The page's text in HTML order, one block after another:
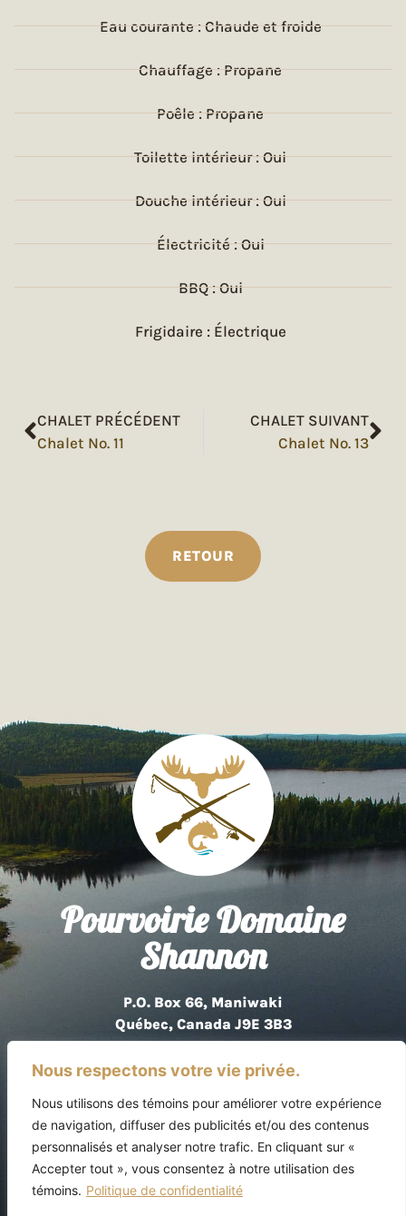
Nous respectons votre vie privée.
Nous utilisons des témoins pour améliorer votre expérience
de navigation, diffuser des publicités et/ou des contenus
personnalisés et analyser notre trafic. En cliquant sur «
Accepter tout », vous consentez à notre utilisation des
témoins. Politique de confidentialité
Eau courante : Chaude et froide
Chauffage : Propane
Poêle : Propane
Toilette intérieur : Oui
Douche intérieur : Oui
Électricité : Oui
BBQ : Oui
Frigidaire : Électrique
CHALET PRÉCÉDENT
Chalet No. 11
CHALET SUIVANT
Chalet No. 13
RETOUR
Pourvoirie Domaine
Shannon
P.O. Box 66, Maniwaki
Québec, Canada J9E 3B3
819 449-3285
Politique de confidentialité